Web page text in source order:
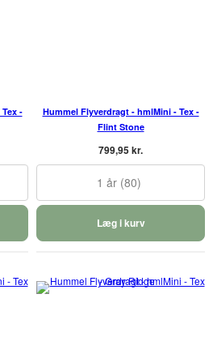
-
Hummel Flyverdragt - hmlMini - Tex -
Flint Stone
799,95 kr.
1 år (80)
Læg i kurv